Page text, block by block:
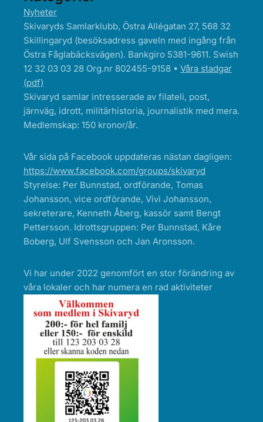
Nyheter
Skivaryds Samlarklubb, Östra Allégatan 27, 568 32
Skillingaryd (besöksadress gaveln med ingång från
Östra Fåglabäcksvägen). Bankgiro 5381-9611. Swish
12 32 03 03 28 Org.nr 802455-9158 • Våra stadgar
(pdf)
Skivaryd samlar intresserade av filateli, post,
järnväg, idrott, militärhistoria, journalistik med mera.
Medlemskap: 150 kronor/år.
Vår sida på Facebook uppdateras nästan dagligen:
https://www.facebook.com/groups/skivaryd
Styrelse: Per Bunnstad, ordförande, Tomas
Johansson, vice ordförande, Vivi Johansson,
sekreterare, Kenneth Åberg, kassör samt Bengt
Pettersson. Idrottsgruppen: Per Bunnstad, Kåre
Boberg, Ulf Svensson och Jan Aronsson.
Vi har under 2022 genomfört en stor förändring av
våra lokaler och har numera en rad aktiviteter